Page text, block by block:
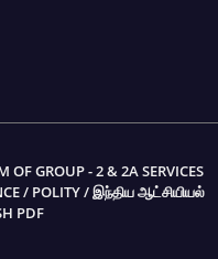
OF GROUP - 2 & 2A SERVICES
/ POLITY / இந்திய ஆட்சியியல்
PDF